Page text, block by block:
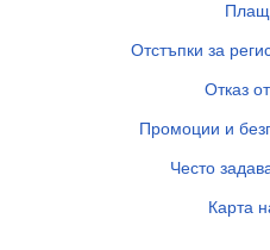
Отстъпки за
Отказ
Промоции и
Често
Карта